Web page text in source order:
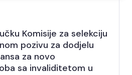
Komisije za selekciju
pozivu za dodjelu
za novo
sa invaliditetom u